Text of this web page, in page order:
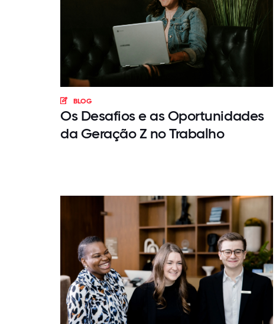
BLOG
Os Desafios e as Oportunidades
da Geração Z no Trabalho